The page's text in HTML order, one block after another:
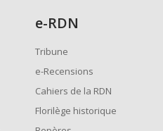
e-RDN
Tribune
e-Recensions
Cahiers de la RDN
Florilège historique